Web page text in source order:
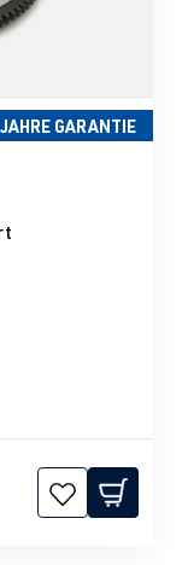
GARANTIE
von 5 Sternen